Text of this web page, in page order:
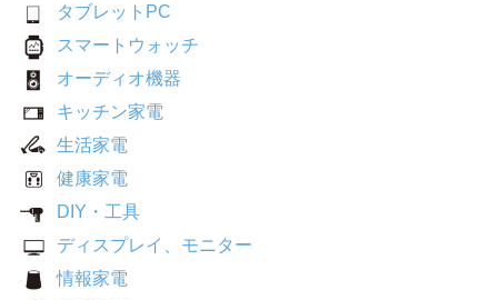
タブレットPC
スマートウォッチ
オーディオ機器
キッチン家電
生活家電
健康家電
DIY・工具
ディスプレイ、モニター
情報家電